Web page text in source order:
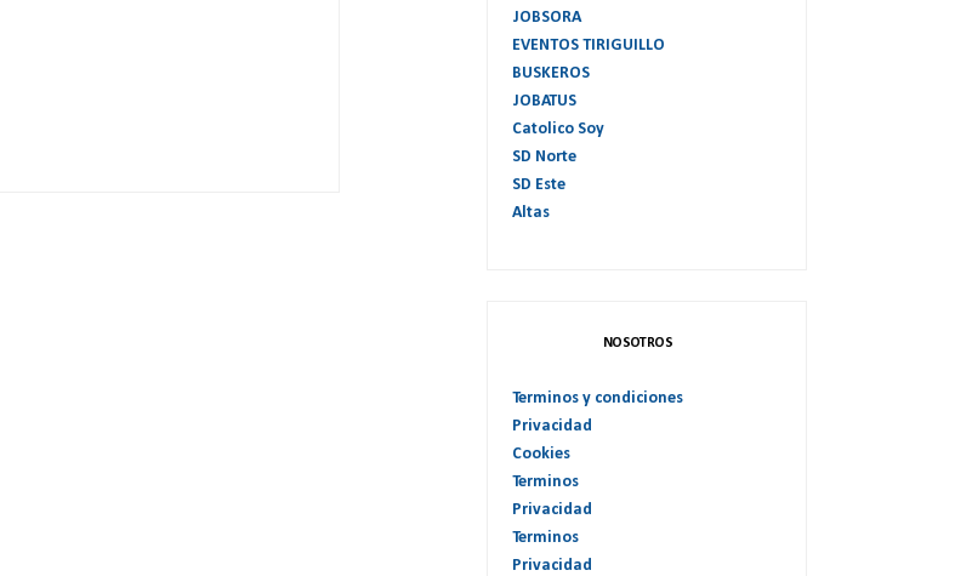
JOBSORA
EVENTOS TIRIGUILLO
BUSKEROS
JOBATUS
Catolico Soy
SD Norte
SD Este
Altas
NOSOTROS
Terminos y condiciones
Privacidad
Cookies
Terminos
Privacidad
Terminos
Privacidad